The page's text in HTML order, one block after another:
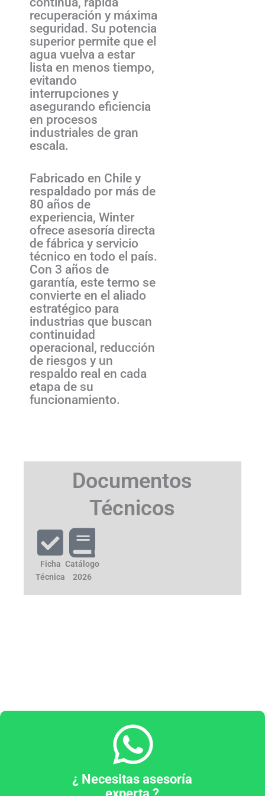
recuperación y máxima
seguridad. Su potencia
superior permite que el
agua vuelva a estar
lista en menos tiempo,
evitando
interrupciones y
asegurando eficiencia
en procesos
industriales de gran
escala.
Fabricado en Chile y
respaldado por más de
80 años de
experiencia, Winter
ofrece asesoría directa
de fábrica y servicio
técnico en todo el país.
Con 3 años de
garantía, este termo se
convierte en el aliado
estratégico para
industrias que buscan
continuidad
operacional, reducción
de riesgos y un
respaldo real en cada
etapa de su
funcionamiento.
Documentos
Técnicos
Ficha
Técnica
Catálogo
2026
¿ Necesitas asesoría
experta ?